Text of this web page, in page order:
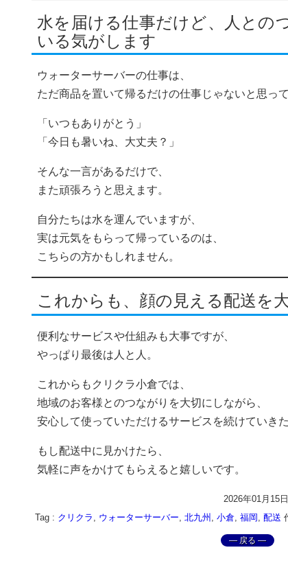
水を届ける仕事だけど、人との
いる気がします
ウォーターサーバーの仕事は、
ただ商品を置いて帰るだけの仕事じゃないと思って
「いつもありがとう」
「今日も暑いね、大丈夫？」
そんな一言があるだけで、
また頑張ろうと思えます。
自分たちは水を運んでいますが、
実は元気をもらって帰っているのは、
こちらの方かもしれません。
これからも、顔の見える配送を
便利なサービスや仕組みも大事ですが、
やっぱり最後は人と人。
これからもクリクラ小倉では、
地域のお客様とのつながりを大切にしながら、
安心して使っていただけるサービスを続けていき
もし配送中に見かけたら、
気軽に声をかけてもらえると嬉しいです。
2026年01月15日
Tag : クリクラ , ウォーターサーバー, 北九州 , 小倉, 福岡 , 配送
― 戻る ―